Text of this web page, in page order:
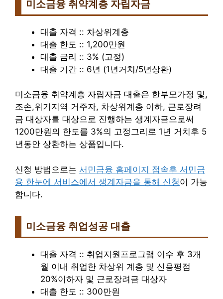
미소금융 취약계층 자립자금
대출 자격 :: 차상위계층
대출 한도 :: 1,200만원
대출 금리 :: 3% (고정)
대출 기간 :: 6년 (1년거치/5년상환)
미소금융 취약계층 자립자금 대출은 한부모가정 및,
조손,위기지역 거주자, 차상위계층 이하, 근로장려
금 대상자를 대상으로 진행하는 생계자금으로써
1200만원의 한도를 3%의 고정그리로 1년 거치후 5
년동안 상환하는 상품입니다.
신청 방법으로는 서민금융 홈페이지 접속후 서민금
융 한눈에 서비스에서 생계자금을 통해 신청이 가능
합니다.
미소금융 취업성공 대출
대출 자격 :: 취업지원프로그램 이수 후 3개
월 이내 취업한 차상위 계층 및 신용평점
20%이하자 및 근로장려금 대상자
대출 한도 :: 300만원